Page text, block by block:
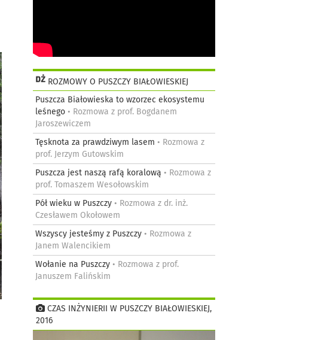
ROZMOWY O PUSZCZY BIAŁOWIESKIEJ
Puszcza Białowieska to wzorzec ekosystemu
leśnego• Rozmowa z prof. Bogdanem
Jaroszewiczem
Tęsknota za prawdziwym lasem • Rozmowa z
prof. Jerzym Gutowskim
Puszcza jest naszą rafą koralową • Rozmowa z
prof. Tomaszem Wesołowskim
Pół wieku w Puszczy• Rozmowa z dr. inż.
Czesławem Okołowem
Wszyscy jesteśmy z Puszczy• Rozmowa z
Janem Walencikiem
Wołanie na Puszczy• Rozmowa z prof.
Januszem Falińskim
CZAS INŻYNIERII W PUSZCZY BIAŁOWIESKIEJ,
2016